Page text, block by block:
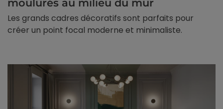
moulurés au milieu du mur
Les grands cadres décoratifs sont parfaits pour
créer un point focal moderne et minimaliste.